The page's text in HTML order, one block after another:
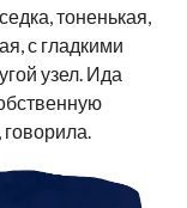
тоненькая,
с гладкими
узел. Ида